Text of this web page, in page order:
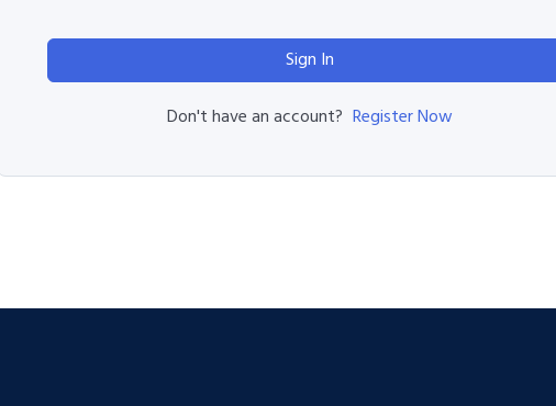
Sign In
Don't have an account? Register Now